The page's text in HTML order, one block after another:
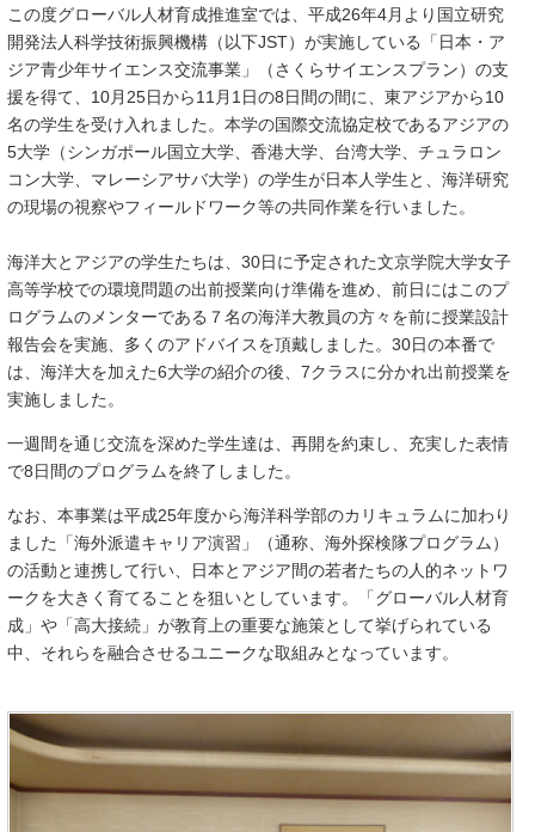
この度グローバル人材育成推進室では、平成26年4月より国立研究
開発法人科学技術振興機構（以下JST）が実施している「日本・ア
ジア青少年サイエンス交流事業」（さくらサイエンスプラン）の支
援を得て、10月25日から11月1日の8日間の間に、東アジアから10
名の学生を受け入れました。本学の国際交流協定校であるアジアの
5大学（シンガポール国立大学、香港大学、台湾大学、チュラロン
コン大学、マレーシアサバ大学）の学生が日本人学生と、海洋研究
の現場の視察やフィールドワーク等の共同作業を行いました。
海洋大とアジアの学生たちは、30日に予定された文京学院大学女子
高等学校での環境問題の出前授業向け準備を進め、前日にはこのプ
ログラムのメンターである７名の海洋大教員の方々を前に授業設計
報告会を実施、多くのアドバイスを頂戴しました。30日の本番で
は、海洋大を加えた6大学の紹介の後、7クラスに分かれ出前授業を
実施しました。
一週間を通じ交流を深めた学生達は、再開を約束し、充実した表情
で8日間のプログラムを終了しました。
なお、本事業は平成25年度から海洋科学部のカリキュラムに加わり
ました「海外派遣キャリア演習」（通称、海外探検隊プログラム）
の活動と連携して行い、日本とアジア間の若者たちの人的ネットワ
ークを大きく育てることを狙いとしています。「グローバル人材育
成」や「高大接続」が教育上の重要な施策として挙げられている
中、それらを融合させるユニークな取組みとなっています。